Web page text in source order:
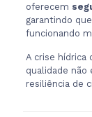
oferecem
garantindo
funcionando
A crise
qualidade não
resiliência de